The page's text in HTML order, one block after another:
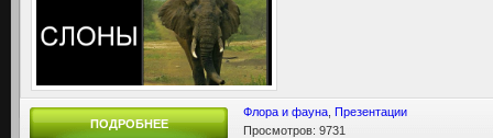
ПОДРОБНЕЕ
Флора и фауна Презентации
Просмотров: 9731